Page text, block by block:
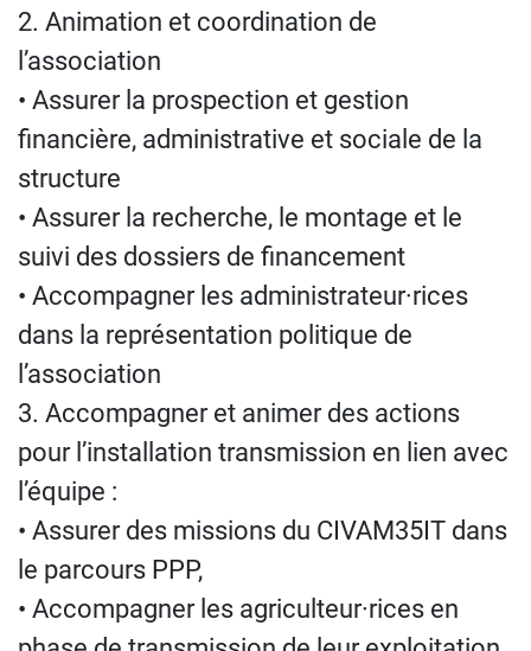
2. Animation et coordination de
l’association
• Assurer la prospection et gestion
financière, administrative et sociale de la
structure
• Assurer la recherche, le montage et le
suivi des dossiers de financement
• Accompagner les administrateur·rices
dans la représentation politique de
l’association
3. Accompagner et animer des actions
pour l’installation transmission en lien avec
l’équipe :
• Assurer des missions du CIVAM35IT dans
le parcours PPP,
• Accompagner les agriculteur·rices en